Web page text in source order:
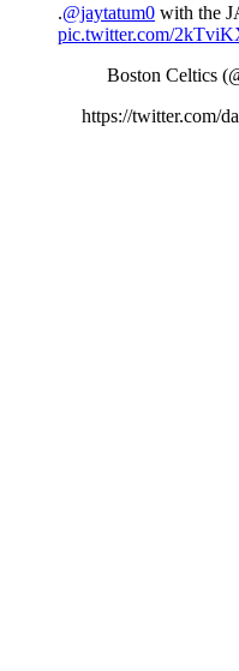
.@jaytatum0 with the
pic.twitter.com/
https://twitter.com/